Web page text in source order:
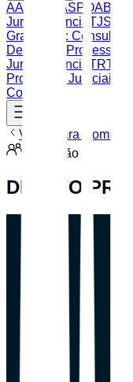
AASP CAASP OAB SP
Jurisprudência
TJSP:
Grau
TJSP: Consulta
Despesas Processuais
Jurisprudência
TRT:
Processos Judiciais
Contato
Voltar para
Comissão
DIREITO